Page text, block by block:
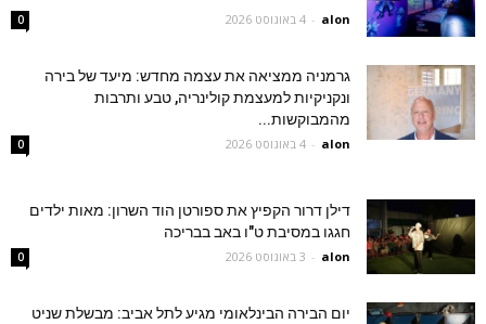
alon
- 4 באוגוסט 2026 0
גרמניה ממציאה את עצמה מחדש: מיעד של בירה
ונקניקיות למעצמת קולינריה, טבע ותרבות
מהמבוקשות...
alon
- 4 באוגוסט 2026 0
דילן דרור הקפיץ את ספורטן הוד השרון: מאות ילדים
חגגו במסיבת ט"ו באב בבריכה
alon
- 3 באוגוסט 2026 0
יום הבירה הבינלאומי מגיע לתל אביב: מבשלת שניט